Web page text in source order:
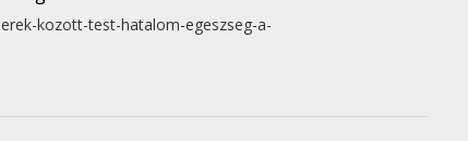
kozott-test-hatalom-egeszseg-a-